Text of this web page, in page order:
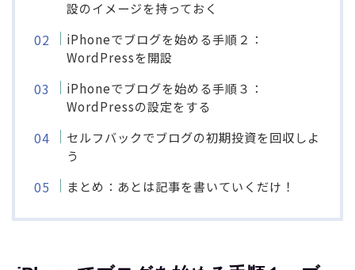
設のイメージを持っておく
iPhoneでブログを始める手順２：
WordPressを開設
iPhoneでブログを始める手順３：
WordPressの設定をする
セルフバックでブログの初期投資を回収しよ
う
まとめ：あとは記事を書いていくだけ！